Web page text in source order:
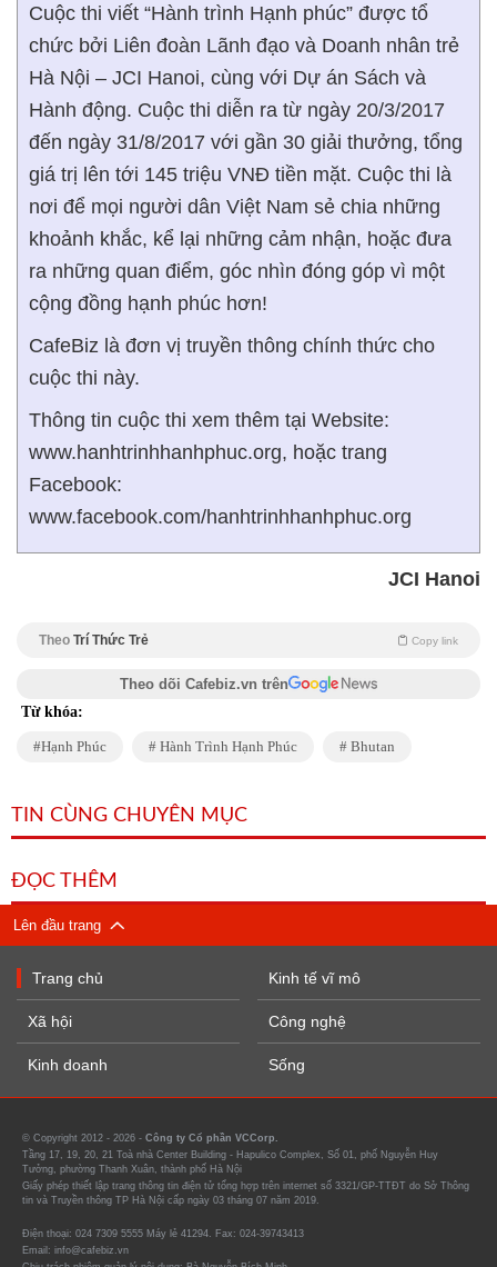
Cuộc thi viết “Hành trình Hạnh phúc” được tổ
chức bởi Liên đoàn Lãnh đạo và Doanh nhân trẻ
Hà Nội – JCI Hanoi, cùng với Dự án Sách và
Hành động. Cuộc thi diễn ra từ ngày 20/3/2017
đến ngày 31/8/2017 với gần 30 giải thưởng, tổng
giá trị lên tới 145 triệu VNĐ tiền mặt. Cuộc thi là
nơi để mọi người dân Việt Nam sẻ chia những
khoảnh khắc, kể lại những cảm nhận, hoặc đưa
ra những quan điểm, góc nhìn đóng góp vì một
cộng đồng hạnh phúc hơn!
CafeBiz là đơn vị truyền thông chính thức cho
cuộc thi này.
Thông tin cuộc thi xem thêm tại Website:
www.hanhtrinhhanhphuc.org, hoặc trang
Facebook:
www.facebook.com/hanhtrinhhanhphuc.org
JCI Hanoi
Theo Trí Thức Trẻ Copy link
Theo dõi Cafebiz.vn trên
Từ khóa:
Hạnh Phúc Hành Trình Hạnh Phúc Bhutan
TIN CÙNG CHUYÊN MỤC
ĐỌC THÊM
Lên đầu trang
Trang chủ
Xã hội
Kinh doanh
Kinh tế vĩ mô
Công nghệ
Sống
© Copyright 2012 - 2026 - Công ty Cổ phần VCCorp.
Tầng 17, 19, 20, 21 Toà nhà Center Building - Hapulico Complex, Số 01, phố Nguyễn Huy
Tưởng, phường Thanh Xuân, thành phố Hà Nội
Giấy phép thiết lập trang thông tin điện tử tổng hợp trên internet số 3321/GP-TTĐT do Sở Thông
tin và Truyền thông TP Hà Nội cấp ngày 03 tháng 07 năm 2019.
Điện thoại: 024 7309 5555 Máy lẻ 41294. Fax: 024-39743413
Email: info@cafebiz.vn